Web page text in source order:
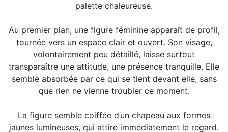
palette chaleureuse.
Au premier plan, une figure féminine apparaît de profil,
tournée vers un espace clair et ouvert. Son visage,
volontairement peu détaillé, laisse surtout
transparaître une attitude, une présence tranquille. Elle
semble absorbée par ce qui se tient devant elle, sans
que rien ne vienne troubler ce moment.
La figure semble coiffée d’un chapeau aux formes
jaunes lumineuses, qui attire immédiatement le regard.